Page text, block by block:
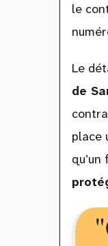
le
Le
de
place